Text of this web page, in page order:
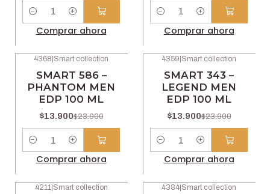
Cantidad
Comprar ahora
Cantidad
Comprar ahora
4368|Smart collection
SMART 586 –
PHANTOM MEN
EDP 100 ML
$13.900$23.900
Comprar ahora
4359|Smart collection
SMART 343 –
LEGEND MEN
EDP 100 ML
$13.900$23.900
Comprar ahora
4211| Smart collection 4384 Smart collection